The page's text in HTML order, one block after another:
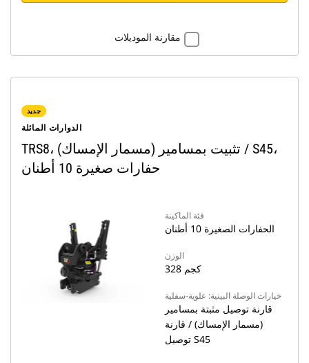
مقارنة الموديلات
جديد
الدوارات المائلة
TRS8، تثبيت بمسامير (مسمار الإمساك) / S45،
حفارات صغيرة 10 أطنان
فئة الماكينة
الحفارات الصغيرة 10 أطنان
الوزن
328 كجم
خيارات الوصلة البينية: علوية-سفلية
قارنة توصيل مثبتة بمسامير
(مسمار الإمساك) / قارنة
توصيل S45